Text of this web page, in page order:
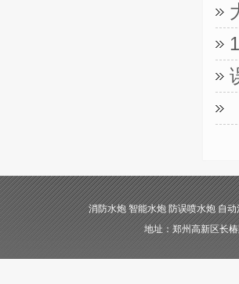
消防水炮 智能水炮 防误喷水炮 自
地址：郑州高新区长